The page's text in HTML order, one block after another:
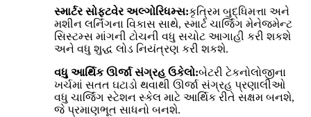
સ્માર્ટર સોફ્ટવેર અલ્ગોરિધમ્સ:કૃત્રિમ બુદ્ધિમત્તા અને
મશીન લર્નિંગના વિકાસ સાથે, સ્માર્ટ ચાર્જિંગ મેનેજમેન્ટ
સિસ્ટમ્સ માંગની ટોચની વધુ સચોટ આગાહી કરી શકશે
અને વધુ શુદ્ધ લોડ નિયંત્રણ કરી શકશે.
વધુ આર્થિક ઊર્જા સંગ્રહ ઉકેલો:બેટરી ટેકનોલોજીના
ખર્ચમાં સતત ઘટાડો થવાથી ઊર્જા સંગ્રહ પ્રણાલીઓ
વધુ ચાર્જિંગ સ્ટેશન સ્કેલ માટે આર્થિક રીતે સક્ષમ બનશે,
જે પ્રમાણભૂત સાધનો બનશે.